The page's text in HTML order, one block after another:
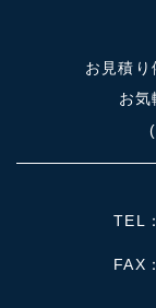
お見積
お気
TEL：
FAX：